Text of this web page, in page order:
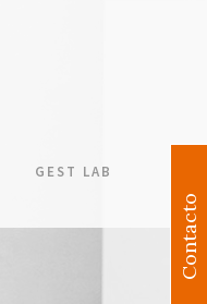
GEST LAB
Contacto